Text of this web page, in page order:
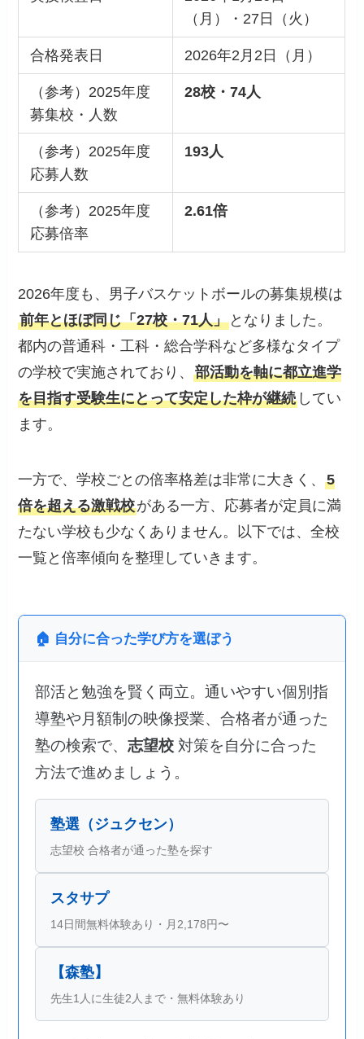
（月）・27日（火）
合格発表日 2026年2月2日（月）
（参考）2025年度
募集校・人数
28校・74人
（参考）2025年度
応募人数
193人
（参考）2025年度
応募倍率
2.61倍
2026年度も、男子バスケットボールの募集規模は
前年とほぼ同じ「27校・71人」 となりました。
都内の普通科・工科・総合学科など多様なタイプ
の学校で実施されており、部活動を軸に都立進学
を目指す受験生にとって安定した枠が継続 してい
ます。
一方で、学校ごとの倍率格差は非常に大きく、5
倍を超える激戦校がある一方、応募者が定員に満
たない学校も少なくありません。以下では、全校
一覧と倍率傾向を整理していきます。
🏠 自分に合った学び方を選ぼう
部活と勉強を賢く両立。通いやすい個別指
導塾や月額制の映像授業、合格者が通った
塾の検索で、志望校 対策を自分に合った
方法で進めましょう。
塾選（ジュクセン）
志望校 合格者が通った塾を探す
スタサプ
14日間無料体験あり・月2,178円〜
【森塾】
先生1人に生徒2人まで・無料体験あり